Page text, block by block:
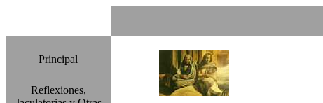
Principal
Reflexiones,